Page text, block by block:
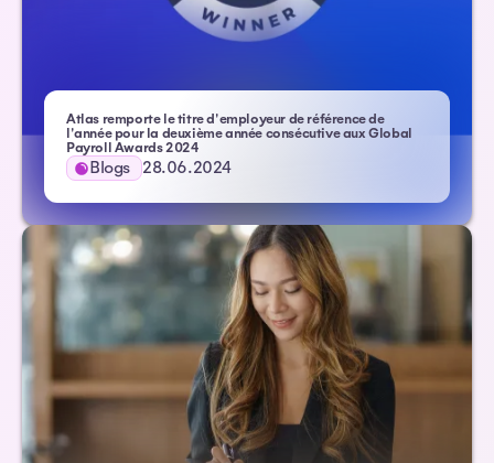
Atlas remporte le titre d'employeur de référence de
l'année pour la deuxième année consécutive aux Global
Payroll Awards 2024
Blogs 28.06.2024